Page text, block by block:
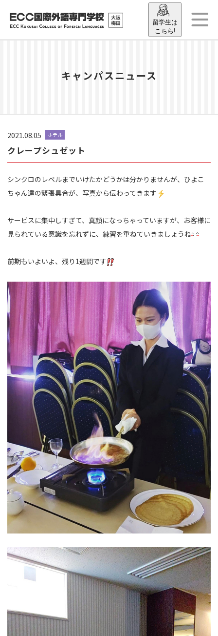
留学生は
こちら!
キャンパスニュース
2021.08.05 ホテル
クレープシュゼット
シンクロのレベルまでいけたかどうかは分かりませんが、ひよこ
ちゃん達の緊張具合が、写真から伝わってきます
サービスに集中しすぎて、真顔になっちゃっていますが、お客様に
見られている意識を忘れずに、練習を重ねていきましょうね
前期もいよいよ、残り1週間です